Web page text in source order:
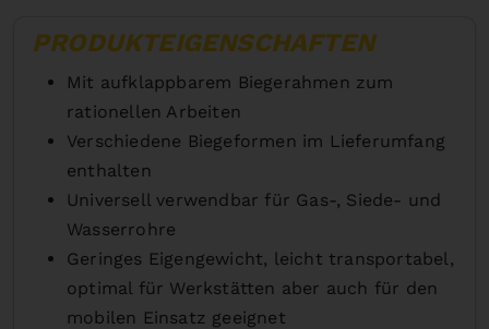
PRODUKTEIGENSCHAFTEN
Mit aufklappbarem Biegerahmen zum
rationellen Arbeiten
Verschiedene Biegeformen im Lieferumfang
enthalten
Universell verwendbar für Gas-, Siede- und
Wasserrohre
Geringes Eigengewicht, leicht transportabel,
optimal für Werkstätten aber auch für den
mobilen Einsatz geeignet